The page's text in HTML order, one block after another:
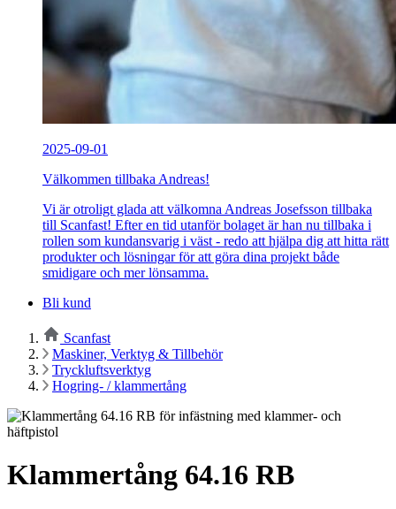
2025-09-01
Välkommen tillbaka Andreas!
Vi är otroligt glada att välkomna Andreas Josefsson tillbaka
till Scanfast! Efter en tid utanför bolaget är han nu tillbaka i
rollen som kundansvarig i väst - redo att hjälpa dig att hitta rätt
produkter och lösningar för att göra dina projekt både
smidigare och mer lönsamma.
Bli kund
Scanfast
Maskiner, Verktyg & Tillbehör
Tryckluftsverktyg
Hogring- / klammertång
Klammertång 64.16 RB